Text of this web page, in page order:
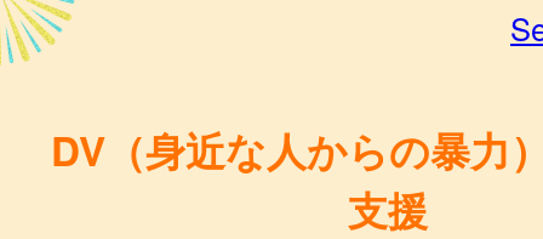
DV（身近な人からの暴力
支援